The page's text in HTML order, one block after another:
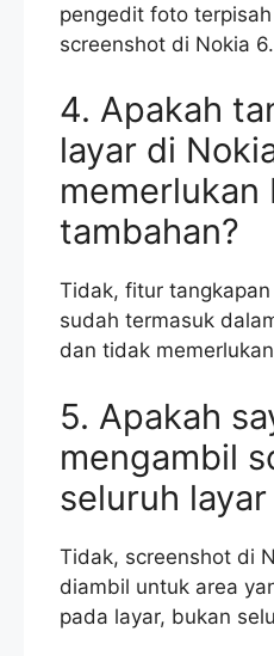
pengedit foto
screenshot di Nokia 6.
4. Apakah
layar di
memerlukan
tambahan?
Tidak, fitur
sudah termasuk
dan tidak
5. Apakah
mengambil
seluruh
Tidak, screenshot di
diambil untuk area
pada layar, bukan